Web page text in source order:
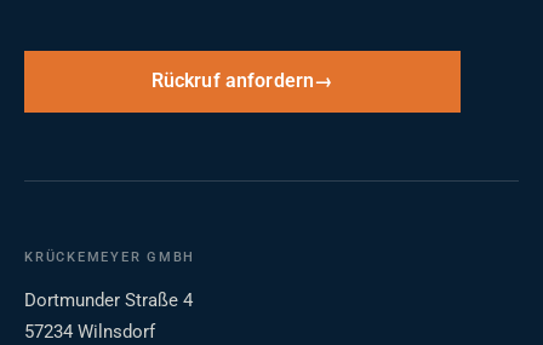
Rückruf anfordern
KRÜCKEMEYER GMBH
Dortmunder Straße 4
57234 Wilnsdorf